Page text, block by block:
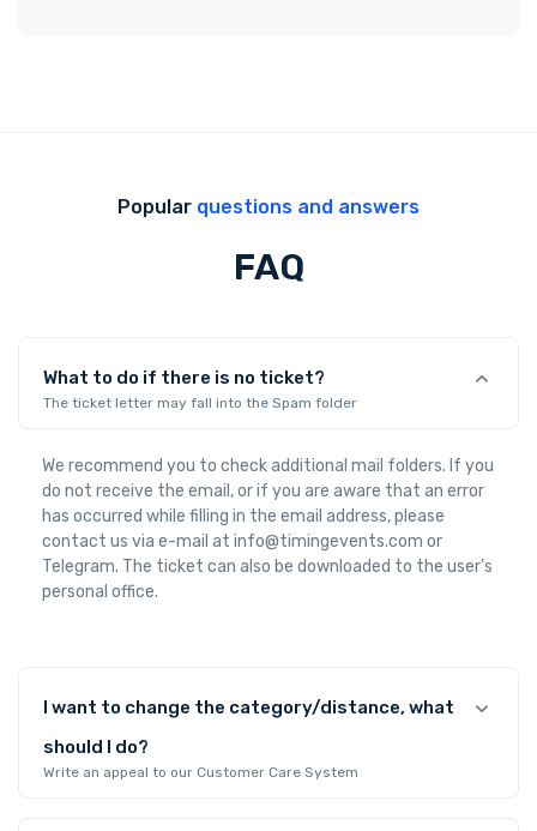
Popular questions and answers
FAQ
What to do if there is no ticket?
The ticket letter may fall into the Spam folder
We recommend you to check additional mail folders. If you
do not receive the email, or if you are aware that an error
has occurred while filling in the email address, please
contact us via e-mail at info@timingevents.com or
Telegram. The ticket can also be downloaded to the user's
personal office.
I want to change the category/distance, what
should I do?
Write an appeal to our Customer Care System